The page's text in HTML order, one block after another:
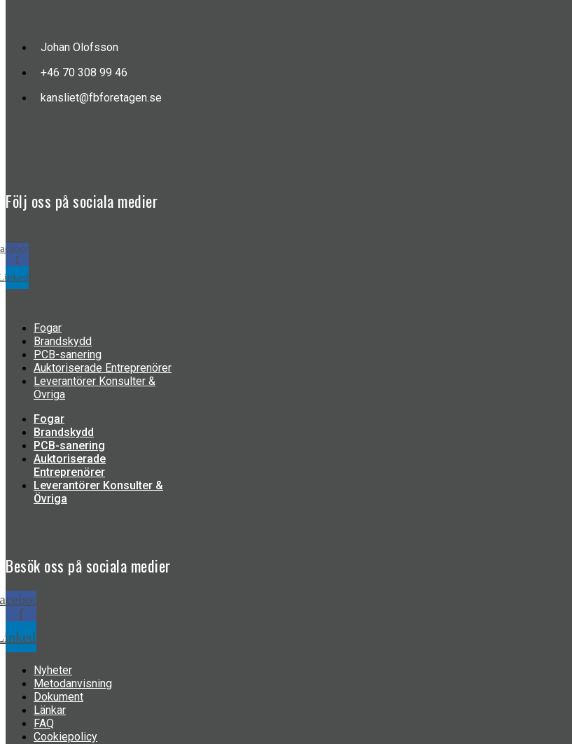
Johan Olofsson
+46 70 308 99 46
kansliet@fbforetagen.se
Följ oss på sociala medier
f
Fogar
Brandskydd
PCB-sanering
Auktoriserade Entreprenörer
Leverantörer Konsulter &
Övriga
Fogar
Brandskydd
PCB-sanering
Auktoriserade
Entreprenörer
Leverantörer Konsulter &
Övriga
Besök oss påsociala medier
f
Nyheter
Metodanvisning
Dokument
Länkar
FAQ
Cookiepolicy